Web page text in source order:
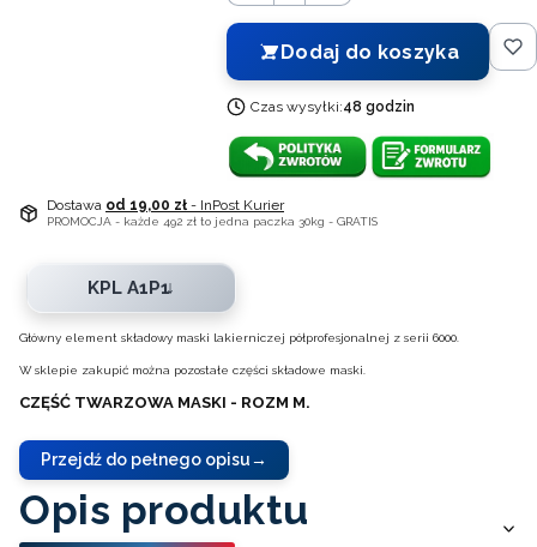
Dodaj do koszyka
Czas wysyłki:48 godzin
Dostawa od 19,00 zł - InPost Kurier
PROMOCJA - każde 492 zł to jedna paczka 30kg - GRATIS
KPL A1P1
Główny element składowy maski lakierniczej półprofesjonalnej z serii 6000.
W sklepie zakupić można pozostałe części składowe maski.
CZĘŚĆ TWARZOWA MASKI - ROZM M.
Przejdź do pełnego opisu
Opis produktu